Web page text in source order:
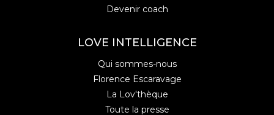
Devenir coach
LOVE INTELLIGENCE
Qui sommes-nous
Florence Escaravage
La Lov'thèque
Toute la presse